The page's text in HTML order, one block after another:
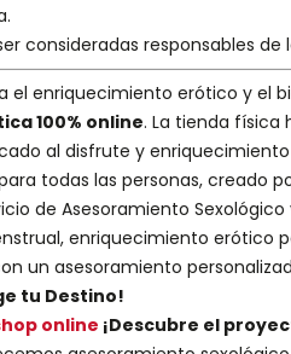
consideradas responsables de
el enriquecimiento erótico y el
100% online. La tienda
al disfrute y
todas las personas, creado
de Asesoramiento Sexológico
enriquecimiento erótico
un asesoramiento
tu Destino!
online ¡Descubre el